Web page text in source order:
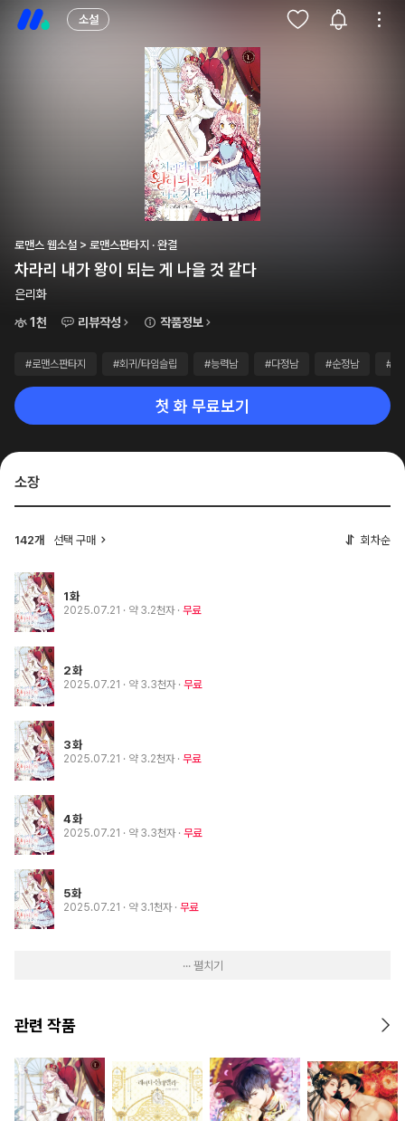
소설
로맨스 웹소설 > 로맨스판타지 · 완결
차라리 내가 왕이 되는 게 나을 것 같다
은리화
1천
리뷰작성 작품정보
#로맨스판타지 #회귀/타임슬립 #능력남 #다정남 #순정남 #능
첫 화 무료보기
소장
142개 선택 구매 회차순
1화
2025.07.21 · 약 3.2천자 무료
2화
2025.07.21 · 약 3.3천자 무료
3화
2025.07.21 · 약 3.2천자 무료
4화
2025.07.21 · 약 3.3천자 무료
5화
2025.07.21 · 약 3.1천자 무료
··· 펼치기
관련 작품